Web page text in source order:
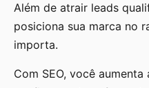
Além de atrair leads
posiciona sua marca no
importa.
Com SEO, você